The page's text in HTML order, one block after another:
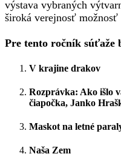
výstava vybraných
široká verejnosť
Pre tento ročník súťaže
V krajine drakov
Rozprávka: Ako išlo
čiapočka, Janko
Maskot na letné
Naša Zem